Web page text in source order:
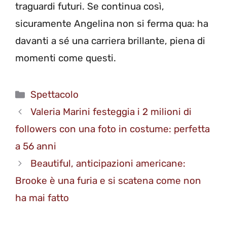
traguardi futuri. Se continua così,
sicuramente Angelina non si ferma qua: ha
davanti a sé una carriera brillante, piena di
momenti come questi.
Categorie
Spettacolo
Valeria Marini festeggia i 2 milioni di
followers con una foto in costume: perfetta
a 56 anni
Beautiful, anticipazioni americane:
Brooke è una furia e si scatena come non
ha mai fatto